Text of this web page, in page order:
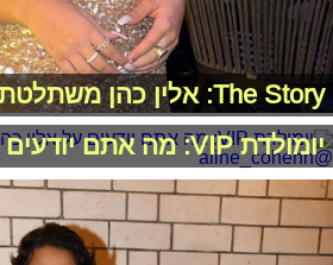
The Story: אלין כהן משתלטת
יומולדת VIP: מה אתם יודעים על אלין כהן?